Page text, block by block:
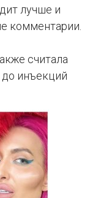
лучше и
комментарии.
считала
до инъекций